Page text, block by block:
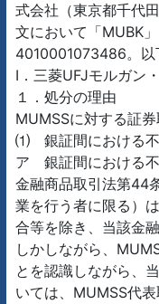
式会社（東京都千代
文において「MUBK
4010001073486。以
Ⅰ．三菱UFJモルガン
１．処分の理由
MUMSSに対する証
⑴ 銀証間における不
ア 銀証間における
金融商品取引法第44
業を行う者に限る）
合等を除き、当該金
しかしながら、
とを認識しながら、
いては、MUMSS代